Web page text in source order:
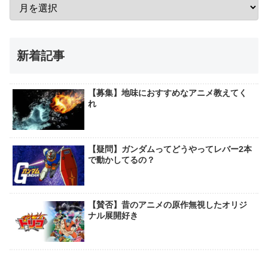
新着記事
【募集】地味におすすめなアニメ教えてく
れ
【疑問】ガンダムってどうやってレバー2本
で動かしてるの？
【賛否】昔のアニメの原作無視したオリジ
ナル展開好き